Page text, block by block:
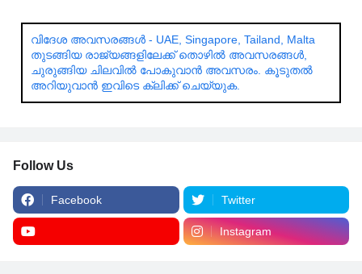
വിദേശ അവസരങ്ങൾ - UAE, Singapore, Tailand, Malta
തുടങ്ങിയ രാജ്യങ്ങളിലേക്ക് തൊഴിൽ അവസരങ്ങൾ,
ചുരുങ്ങിയ ചിലവിൽ പോകുവാൻ അവസരം. കൂടുതൽ
അറിയുവാൻ ഇവിടെ ക്ലിക്ക് ചെയ്യുക.
Follow Us
Facebook Twitter
Instagram